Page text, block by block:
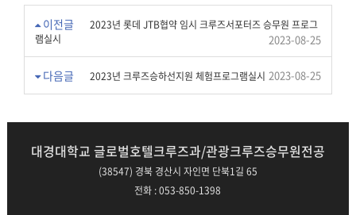
이전글
2023년 롯데 JTB협약 임시 크루즈서포터즈 승무원 프로그
램실시
2023-08-25
다음글 2023년 크루즈승하선지원 체험프로그램실시 2023-08-25
대경대학교 글로벌호텔크루즈과/관광크루즈승무원전공
(38547) 경북 경산시 자인면 단북1길 65
전화 : 053-850-1398